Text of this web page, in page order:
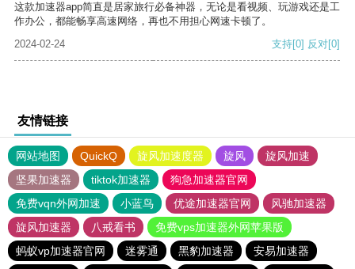
这款加速器app简直是居家旅行必备神器，无论是看视频、玩游戏还是工
作办公，都能畅享高速网络，再也不用担心网速卡顿了。
2024-02-24
支持[0] 反对[0]
友情链接
网站地图 QuickQ 旋风加速度器 旋风
旋风加速
坚果加速器
tiktok加速器
狗急加速器官网
免费vqn外网加速
小蓝鸟 优途加速器官网
风驰加速器
旋风加速器
八戒看书
免费vps加速器外网苹果版
蚂蚁vp加速器官网
迷雾通 黑豹加速器
安易加速器